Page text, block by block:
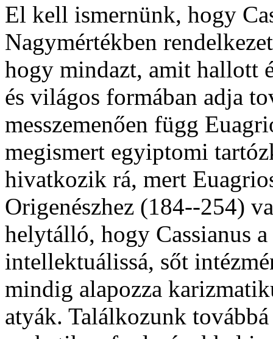
El kell ismernünk, hogy
Nagymértékben
hogy mindazt, amit hallott
és világos formában adja
messzemenően függ
megismert egyiptomi
hivatkozik rá, mert
Origenészhez (184--254)
helytálló, hogy Cassianus
intellektuálissá, sőt
mindig alapozza
atyák. Találkozunk